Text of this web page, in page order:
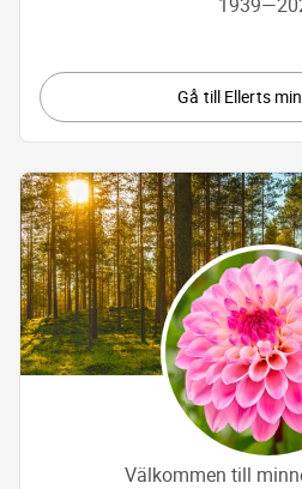
Gå till Ellerts
Välkommen till